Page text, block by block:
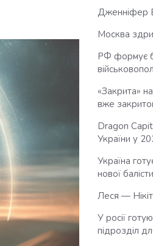
Дженніфер
Москва
РФ формує
«Закрита»
вже
Dragon
України у
Україна
нової
Леся —
У росії
підрозділ